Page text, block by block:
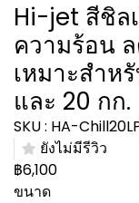
Hi-jet สีชิล
ความร้อน
เหมาะสำห
และ 20 กก.
SKU : HA-
ยังไม่มีรีวิว
฿6,100
ขนาด